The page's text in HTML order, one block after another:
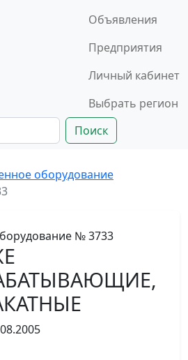
Объявления
Предприятия
Личный кабинет
Выбрать регион
Поиск
оборудование
№ 3733